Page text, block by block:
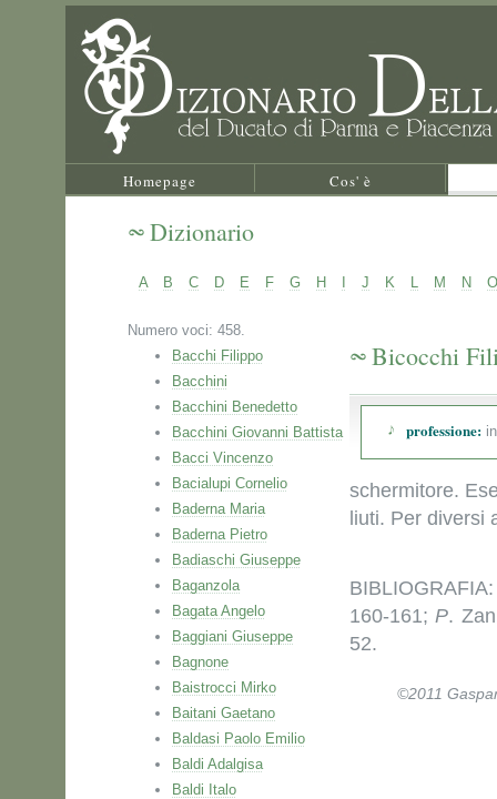
Homepage Cos' è
Dizionario
A B C D E F G H J K L M N O
Numero voci: 458.
Bacchi Filippo
Bacchini
Bacchini Benedetto
Bacchini Giovanni Battista
Bacci Vincenzo
Bacialupi Cornelio
Baderna Maria
Baderna Pietro
Badiaschi Giuseppe
Baganzola
Bagata Angelo
Baggiani Giuseppe
Bagnone
Baistrocci Mirko
Baitani Gaetano
Baldasi Paolo Emilio
Baldi Adalgisa
Baldi Italo
Bicocchi
professione:
schermitore.
liuti. Per diversi
160-161; P.
52.
©2011